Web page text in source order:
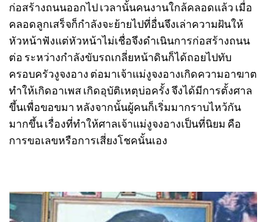
ก่อสร้างถนนออกไป เวลานั้นคนงานใกล้คลอดแล้ว เมื่อ
คลอดลูกเสร็จก็กำลังจะย้ายไปที่อื่นจึงเล่าความฝันให้
หัวหน้าฟังแต่หัวหน้าไม่เชื่อจึงดำเนินการก่อสร้างถนน
ต่อ ระหว่างกำลังขับรถเกลี่ยหน้าดินก็ได้ถอยไปทับ
ครอบครัวงูจงอาง ต่อมาเจ้าแม่งูจงอางเกิดความอาฆาต
ทำให้เกิดอาเพส เกิดอุบัติเหตุบ่อครั้ง จึงได้มีการตั้งศาล
ขึ้นเพื่อขอขมา หลังจากนั้นผู้คนก็เริ่มมากราบไหว้กัน
มากขึ้น เรื่องที่ทำให้ศาลเจ้าแม่งูจงอางเป็นที่นิยม คือ
การขอเลขหรือการเสี่ยงโชคนั้นเอง